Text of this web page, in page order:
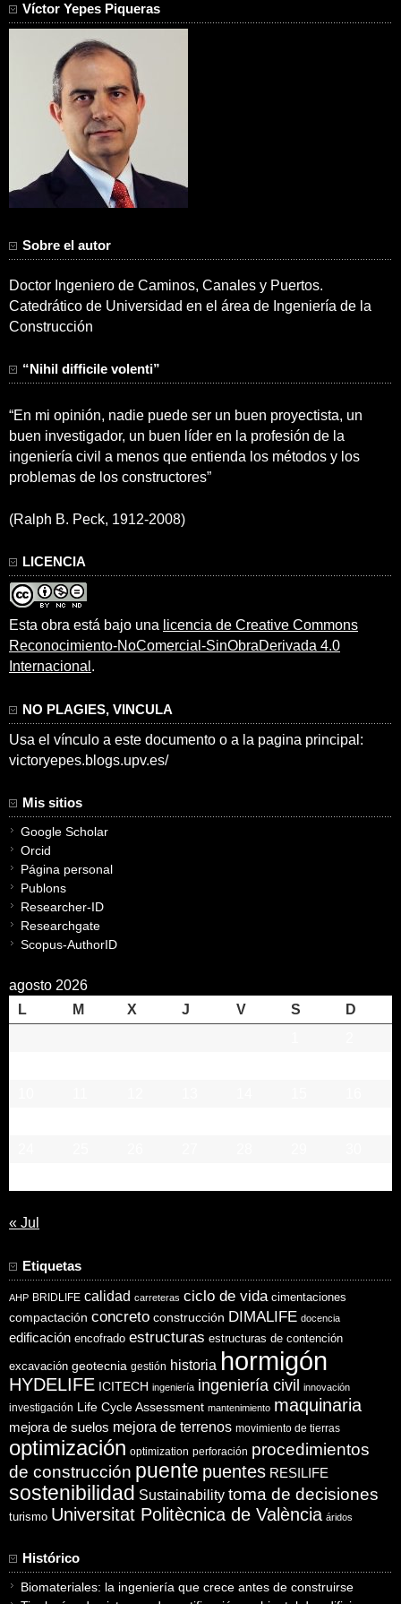
Víctor Yepes Piqueras
Sobre el autor
Doctor Ingeniero de Caminos, Canales y Puertos.
Catedrático de Universidad en el área de Ingeniería de la
Construcción
“Nihil difficile volenti”
“En mi opinión, nadie puede ser un buen proyectista, un
buen investigador, un buen líder en la profesión de la
ingeniería civil a menos que entienda los métodos y los
problemas de los constructores”
(Ralph B. Peck, 1912-2008)
LICENCIA
Esta obra está bajo una licencia de Creative Commons
Reconocimiento-NoComercial-SinObraDerivada 4.0
Internacional .
NO PLAGIES, VINCULA
Usa el vínculo a este documento o a la pagina principal:
victoryepes.blogs.upv.es/
Mis sitios
Google Scholar
Orcid
Página personal
Publons
Researcher-ID
Researchgate
Scopus-AuthorID
agosto 2026
L
M X J V S
D
« Jul
Etiquetas
AHP BRIDLIFE calidad carreteras ciclo de vida cimentaciones
compactación concreto construcción DIMALIFE docencia
edificación encofrado estructuras estructuras de contención
excavación geotecnia gestión historia hormigón
HYDELIFE ICITECH ingeniería ingeniería civil innovación
investigación Life Cycle Assessment mantenimiento maquinaria
mejora de suelos mejora de terrenos movimiento de tierras
optimización optimization perforación procedimientos
de construcción puente puentes RESILIFE
sostenibilidad Sustainability toma de decisiones
turismo Universitat Politècnica de València áridos
Histórico
Biomateriales: la ingeniería que crece antes de construirse